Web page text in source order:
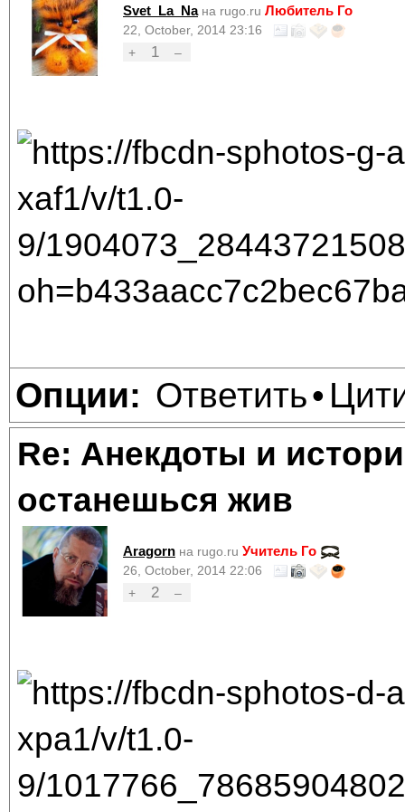
Svet_La_Na на rugo.ru Любитель Го
22, October, 2014 23:16
+
1 –
Опции: Ответить•
Re: Анекдоты и
останешься жив
Aragorn на rugo.ru Учитель Го
26, October, 2014 22:06
+
2 –